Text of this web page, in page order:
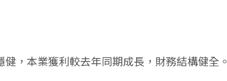
健，本業獲利較去年同期成長，財務結構健全。